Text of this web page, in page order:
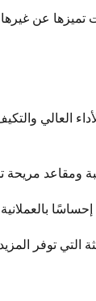
العالي
ومقاعد مريحة
التي توفر